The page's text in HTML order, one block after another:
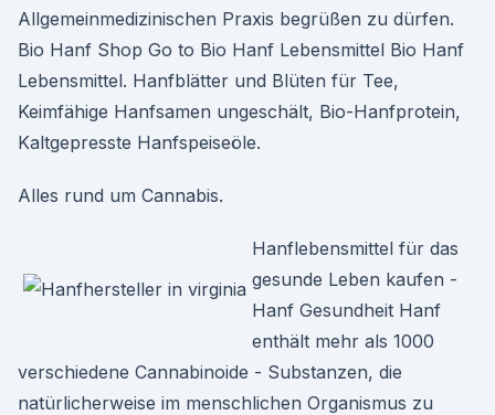
Allgemeinmedizinischen Praxis begrüßen zu dürfen.
Bio Hanf Shop Go to Bio Hanf Lebensmittel Bio Hanf
Lebensmittel. Hanfblätter und Blüten für Tee,
Keimfähige Hanfsamen ungeschält, Bio-Hanfprotein,
Kaltgepresste Hanfspeiseöle.
Alles rund um Cannabis.
Hanflebensmittel für das
gesunde Leben kaufen -
Hanf Gesundheit Hanf
enthält mehr als 1000
verschiedene Cannabinoide - Substanzen, die
natürlicherweise im menschlichen Organismus zu